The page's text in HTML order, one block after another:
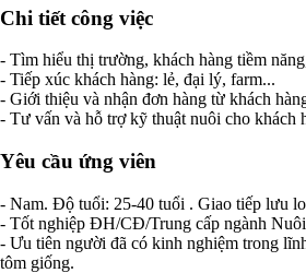
Chi tiết công việc
- Tìm hiểu thị trường, khách hàng tiềm
- Tiếp xúc khách hàng: lẻ, đại lý, farm...
- Giới thiệu và nhận đơn hàng từ khách
- Tư vấn và hỗ trợ kỹ thuật nuôi cho khách
Yêu cầu ứng viên
- Nam. Độ tuổi: 25-40 tuổi . Giao tiếp lưu
- Tốt nghiệp ĐH/CĐ/Trung cấp ngành
- Ưu tiên người đã có kinh nghiệm trong
tôm giống.